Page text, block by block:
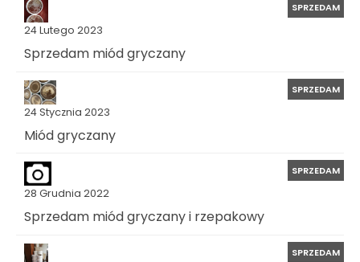
24 Lutego 2023
SPRZEDAM
Sprzedam miód gryczany
24 Stycznia 2023
SPRZEDAM
Miód gryczany
28 Grudnia 2022
SPRZEDAM
Sprzedam miód gryczany i rzepakowy
SPRZEDAM